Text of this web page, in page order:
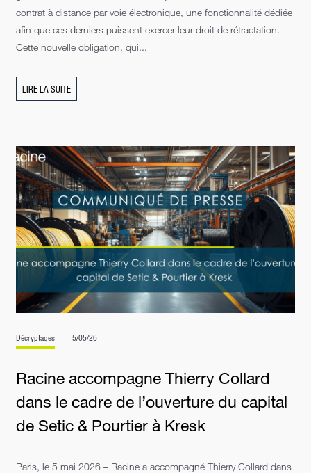
contrat à distance par voie électronique, une fonctionnalité dédiée
afin que ces derniers puissent exercer leur droit de rétractation.
Cette nouvelle obligation, qui...
LIRE LA SUITE
Décryptages 5/05/26
Racine accompagne Thierry Collard
dans le cadre de l’ouverture du capital
de Setic & Pourtier à Kresk
Paris, le 5 mai 2026 – Racine a accompagné Thierry Collard dans